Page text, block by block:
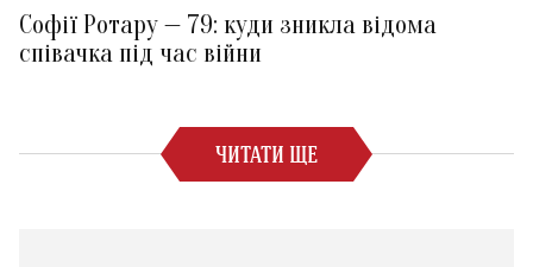
Софії Ротару — 79: куди зникла відома
співачка під час війни
ЧИТАТИ ЩЕ